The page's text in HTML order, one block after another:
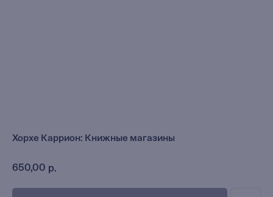
Хорхе Каррион: Книжные магазины
650,00 р.